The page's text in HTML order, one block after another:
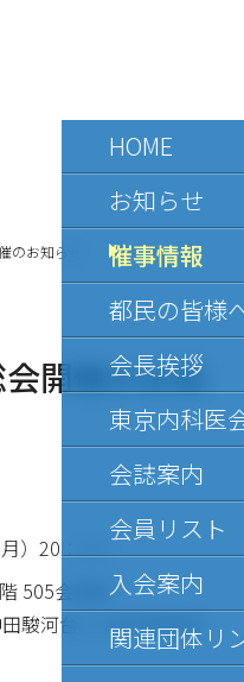
HOME
お知らせ
催事情報
都民の皆様
会長挨拶
東京内科医
会誌案内
会員リスト
入会案内
関連団体リ
のお知らせ
開催のお知
） 20：20～
505会議室
駿河台2-5 東京都医師